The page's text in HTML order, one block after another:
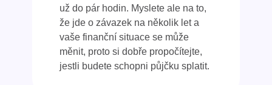
už do pár hodin. Myslete ale na to,
že jde o závazek na několik let a
vaše finanční situace se může
měnit, proto si dobře propočítejte,
jestli budete schopni půjčku splatit.